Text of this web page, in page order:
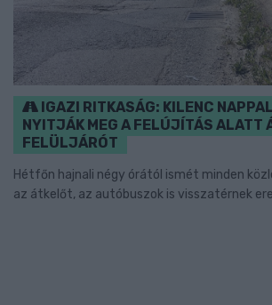
IGAZI RITKASÁG: KILENC
NYITJÁK MEG A FELÚJÍTÁS ALATT
FELÜLJÁRÓT
Hétfőn hajnali négy órától ismét minden
az átkelőt, az autóbuszok is visszatérnek